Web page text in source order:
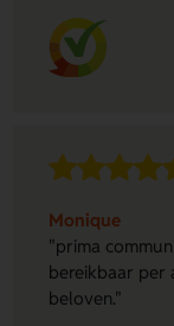
Monique
"prima
bereikbaar per
beloven."